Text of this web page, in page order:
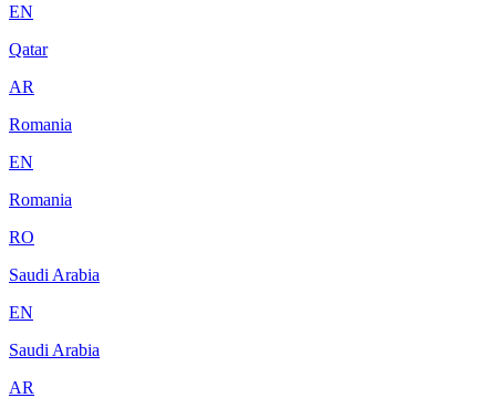
EN
Qatar
AR
Romania
EN
Romania
RO
Saudi Arabia
EN
Saudi Arabia
AR